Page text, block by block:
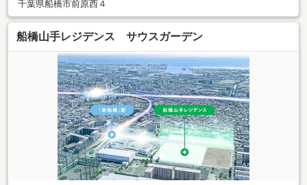
千葉県船橋市前原西４
船橋山手レジデンス サウスガーデン